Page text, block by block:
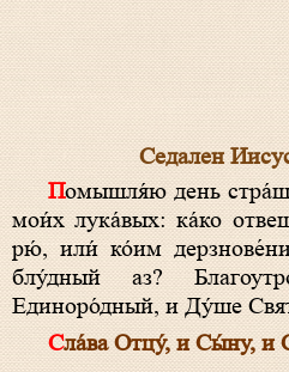
Седален
Помышля́ю день стра́шный, и пла́чуся дея́ний
мои́х лука́вых: ка́ко
рю́, или́ ко́им
блу́дный аз?
Единоро́дный, и Ду́­ше
Сла́ва От­цу́, и Сы́­ну, и